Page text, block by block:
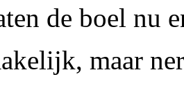
de boel nu
maar